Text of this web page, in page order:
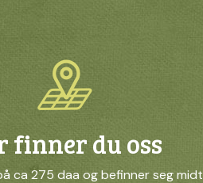
finner du oss
ca 275 daa og befinner seg midt